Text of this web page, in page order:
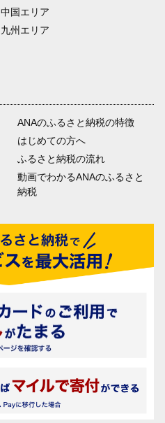
中国エリア
九州エリア
ANAのふるさと納税の特徴
はじめての方へ
ふるさと納税の流れ
動画でわかるANAのふるさと
納税